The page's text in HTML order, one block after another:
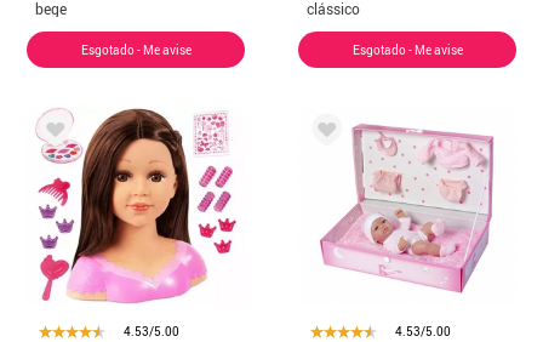
bege
Esgotado - Me avise
clássico
Esgotado - Me avise
4.53/5.00 4.53/5.00